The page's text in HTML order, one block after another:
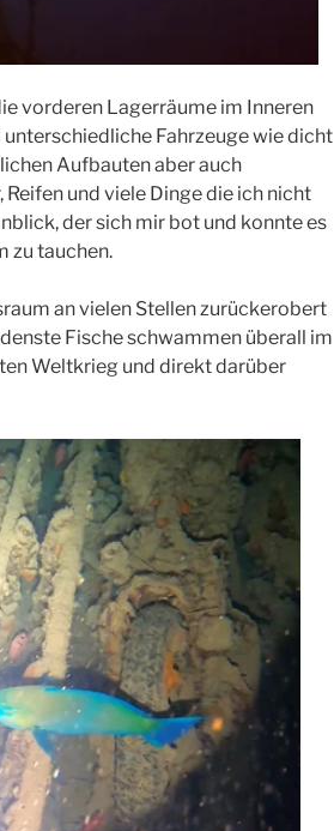
vorderen Lagerräume im Inneren
Fahrzeuge wie dicht
Aufbauten aber auch
und viele Dinge die ich nicht
der sich mir bot und konnte es
zu tauchen.
an vielen Stellen zurückerobert
Fische schwammen überall im
Weltkrieg und direkt darüber